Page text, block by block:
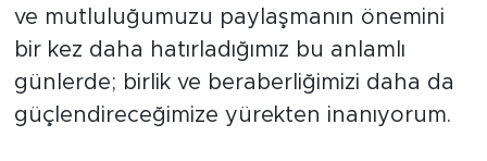
ve mutluluğumuzu paylaşmanın önemini
bir kez daha hatırladığımız bu anlamlı
günlerde; birlik ve beraberliğimizi daha da
güçlendireceğimize yürekten inanıyorum.